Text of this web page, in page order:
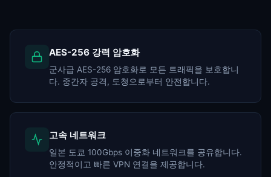
AES-256 강력 암호화
군사급 AES-256 암호화로 모든 트래픽을 보호합니
다. 중간자 공격, 도청으로부터 안전합니다.
고속 네트워크
일본 도쿄 100Gbps 이중화 네트워크를 공유합니다.
안정적이고 빠른 VPN 연결을 제공합니다.